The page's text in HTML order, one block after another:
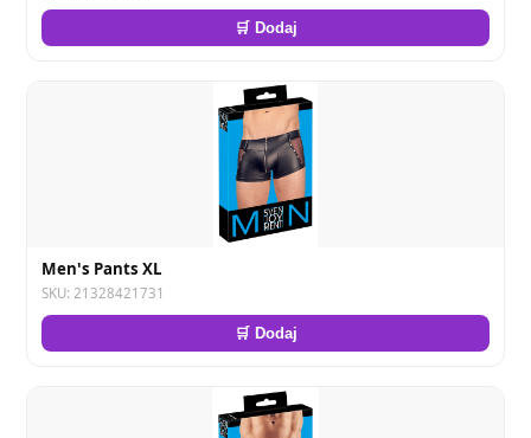
🛒 Dodaj
Men's Pants XL
SKU: 21328421731
🛒 Dodaj